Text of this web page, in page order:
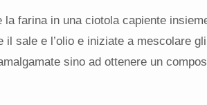
la farina in una ciotola capiente
il sale e l’olio e iniziate a mescolare
sino ad ottenere un